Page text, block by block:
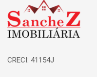
Página inicial
CRECI: 41154J